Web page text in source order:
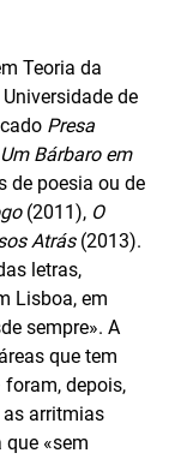
Teoria da
de
Presa
Um Bárbaro em
de poesia ou de
(2011), O
Atrás(2013).
letras,
Lisboa, em
sempre». A
que tem
depois,
arritmias
«sem